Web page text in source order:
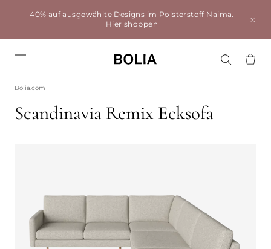
40% auf ausgewählte Designs im Polsterstoff Naima.
Hier shoppen
Bolia.com
Scandinavia Remix Ecksofa